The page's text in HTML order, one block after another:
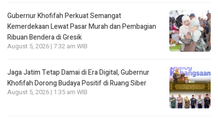
Gubernur Khofifah Perkuat Semangat
Kemerdekaan Lewat Pasar Murah dan Pembagian
Ribuan Bendera di Gresik
August 5, 2026 | 7:32 am WIB
Jaga Jatim Tetap Damai di Era Digital, Gubernur
Khofifah Dorong Budaya Positif di Ruang Siber
August 5, 2026 | 1:35 am WIB